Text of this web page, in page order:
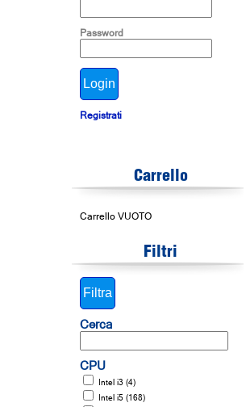
Password
Registrati
Carrello
Carrello VUOTO
Filtri
Cerca
CPU
Intel i3 (4)
Intel i5 (168)